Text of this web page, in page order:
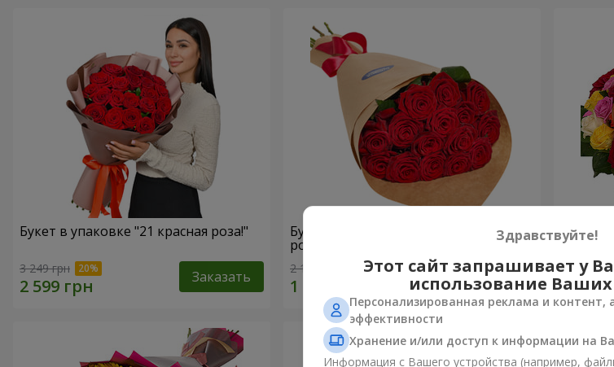
Букет в упаковке "21 красная роза!"
3 249 грн Заказать
Букет в ЭКО упаковке "15 красных
роз"
2 116 грн Заказать 7 370 грн
Здравствуйте!
Этот сайт запрашивает у
использование
Персонализированная реклама и контент,
эффективности
Хранение и/или доступ к информации на
Информация с Вашего устройства (например,